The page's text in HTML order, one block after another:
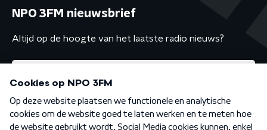
NPO 3FM nieuwsbrief
Altijd op de hoogte van het laatste radio nieuws?